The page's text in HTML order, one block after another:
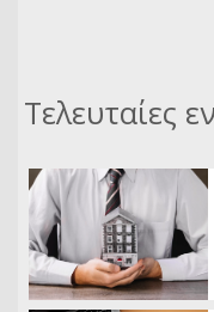
Τελευταίες